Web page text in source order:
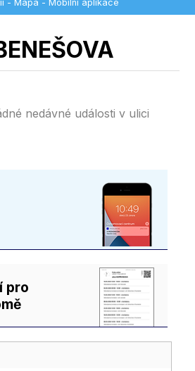
- Mapa - Mobilní aplikace
nedávné události v ulici
pro